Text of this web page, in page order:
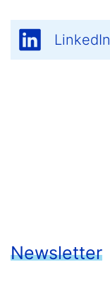
LinkedIn
Newsletter